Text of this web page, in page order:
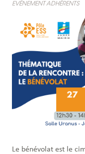
EVÉNEMENT ADHÉRENTS
Le bénévolat est le